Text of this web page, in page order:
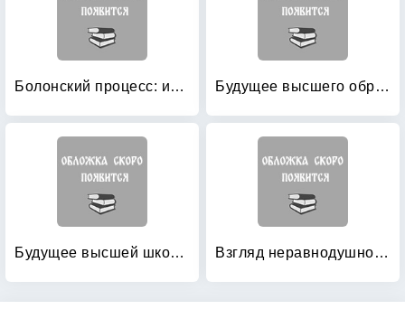
Болонский процесс: интеграция России в европейское и мировое образовательное пространство Будущее высшего образования и академической профессии Страны БРИК и США
Будущее высшей школы в России: экспертный взгляд: Форсайт-исследование — 2030: Аналитический докладная Взгляд неравнодушного профессора на проблемы высшей школы